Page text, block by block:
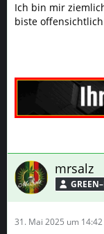
Ich bin mir
biste
mrsalz
31. Mai 2025 um 14:42